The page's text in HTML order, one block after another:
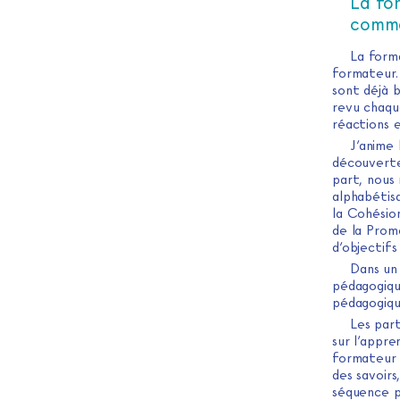
La
sont déjà
revu
réactions
part, nous
la
de la
Dans
Les
sur
formateur
des
séquence